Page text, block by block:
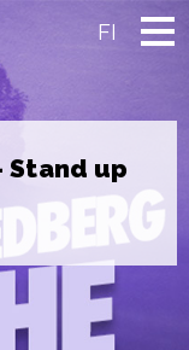
FI
Stand up